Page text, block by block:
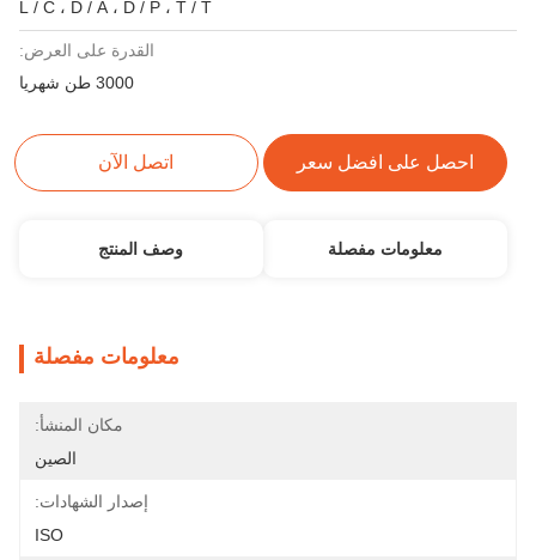
L / C ، D / A ، D / P ، T / T
القدرة على العرض:
3000 طن شهريا
احصل على افضل سعر اتصل الآن
معلومات مفصلة وصف المنتج
معلومات مفصلة
مكان المنشأ:
الصين
إصدار الشهادات:
ISO